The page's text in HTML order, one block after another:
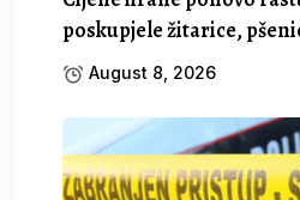
poskupjele žitarice,
August 8, 2026